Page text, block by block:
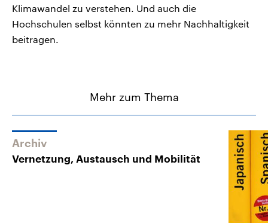
Klimawandel zu verstehen. Und auch die
Hochschulen selbst könnten zu mehr Nachhaltigkeit
beitragen.
Mehr zum Thema
Archiv
Vernetzung, Austausch und Mobilität